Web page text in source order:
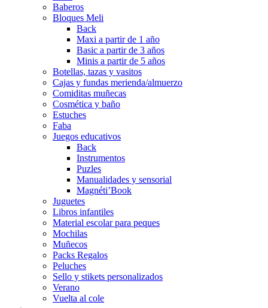
Baberos
Bloques Meli
Back
Maxi a partir de 1 año
Basic a partir de 3 años
Minis a partir de 5 años
Botellas, tazas y vasitos
Cajas y fundas merienda/almuerzo
Comiditas muñecas
Cosmética y baño
Estuches
Faba
Juegos educativos
Back
Instrumentos
Puzles
Manualidades y sensorial
Magnéti’Book
Juguetes
Libros infantiles
Material escolar para peques
Mochilas
Muñecos
Packs Regalos
Peluches
Sello y stikets personalizados
Verano
Vuelta al cole